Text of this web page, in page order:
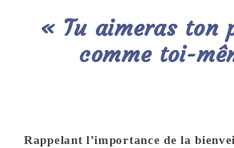
« Tu aimeras ton
comme toi-
Rappelant l’importance de la